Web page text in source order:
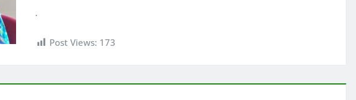
.
Post Views: 173